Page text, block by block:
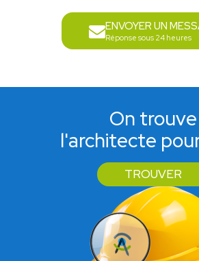
ENVOYER UN
Réponse sous 24 heures
On trouve
l'architecte
TROUVER